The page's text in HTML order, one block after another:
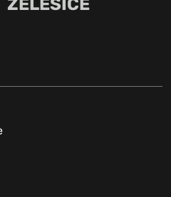
ŽELEŠICE